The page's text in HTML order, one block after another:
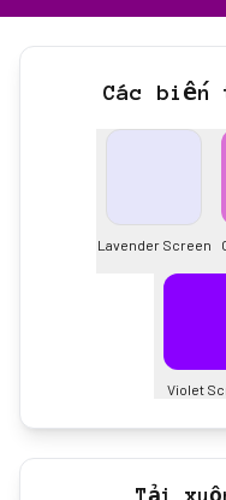
Các biến
Lavender Screen
Violet
Tải